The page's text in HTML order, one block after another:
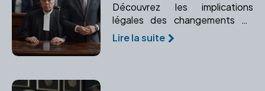
Découvrez les implications
légales des changements de
filiation après l'adoption.
Comprendre les liens de
Lire la suite